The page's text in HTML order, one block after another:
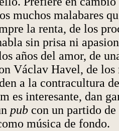
muchos malabares
la renta, de los
sin prisa ni
años del amor, de
Václav Havel, de los
a la contracultura
es interesante, dan
pub con un partido
música de fondo.